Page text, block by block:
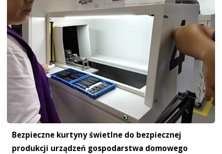
Bezpieczne kurtyny świetlne do bezpiecznej
produkcji urządzeń gospodarstwa domowego